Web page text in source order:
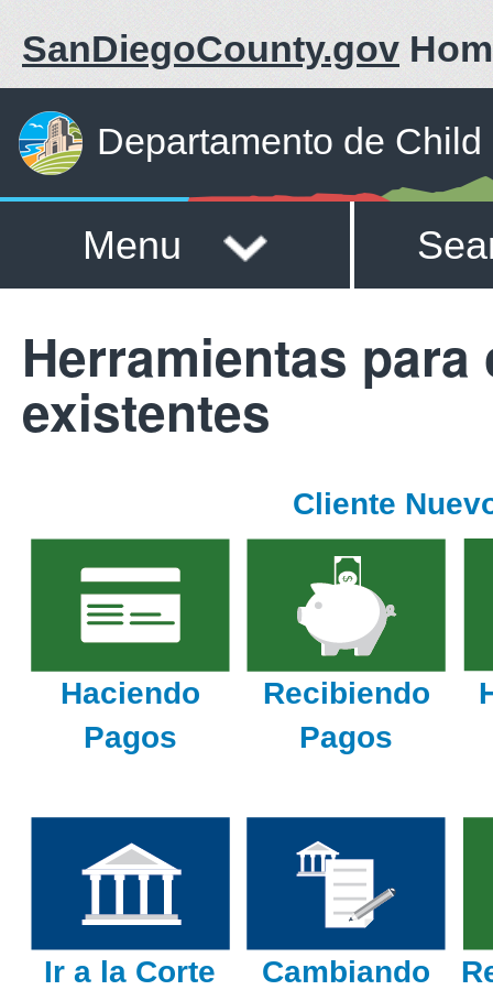
SanDiegoCounty.gov
Departamento de Child
Menu
Herramientas
existentes
Cliente
Haciendo
Pagos
Recibiendo
Pagos
Ir a la Corte
Cambiando